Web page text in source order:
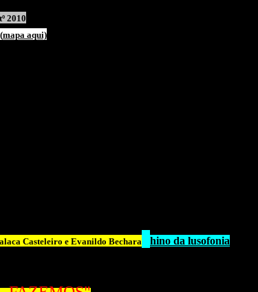
2010
(mapa aqui)
Casteleiro e Evanildo Bechara hino da lusofonia